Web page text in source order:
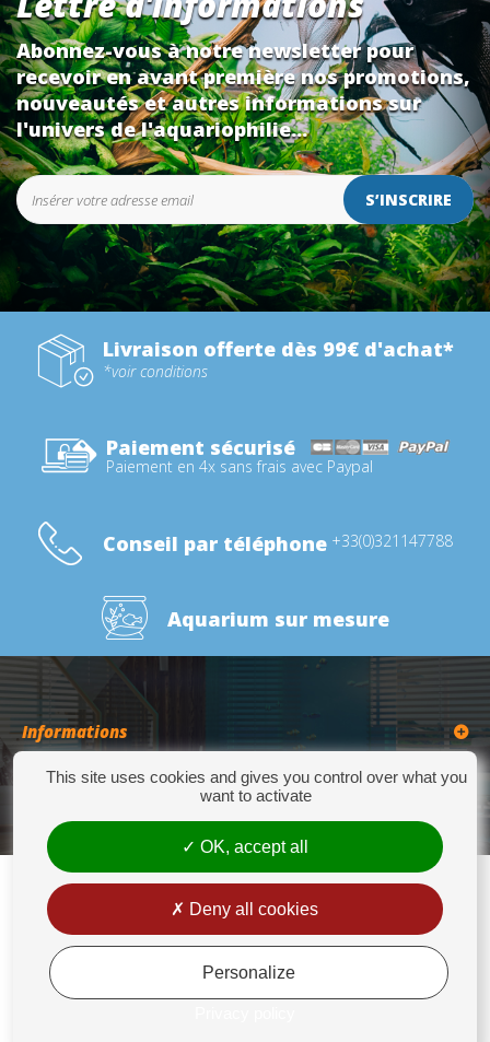
Abonnez-vous à notre newsletter pour
recevoir en avant première nos promotions,
nouveautés et autres informations sur
l'univers de l'aquariophilie...
S’INSCRIRE
Livraison offerte dès 99€ d'achat*
*voir conditions
Paiement sécurisé
Paiement en 4x sans frais avec Paypal
Conseil par téléphone +33(0)321147788
Aquarium sur mesure
Informations
Catégories
276 Quater Route de la Bassée - 62300 LENS - Tél : +33(0)3 21 14 77 88 - Fax:
+33(0)3 21 14 77 89 - europrix@wanadoo.fr
Mentions légales
This site uses cookies and gives you control over what you
want to activate
OK, accept all
Deny all cookies
Personalize